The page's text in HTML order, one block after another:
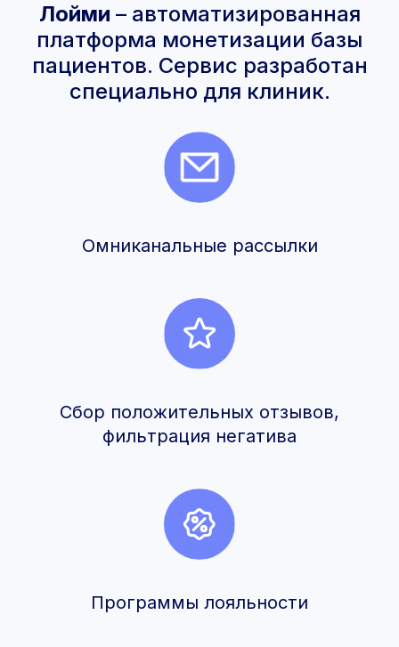
Лойми – автоматизированная
платформа монетизации базы
пациентов. Сервис разработан
специально для клиник.
Омниканальные рассылки
Сбор положительных отзывов,
фильтрация негатива
Программы лояльности